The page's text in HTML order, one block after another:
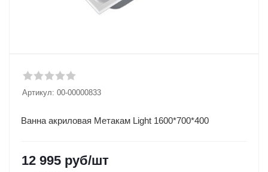
Артикул: 00-00000833
Ванна акриловая Метакам Light 1600*700*400
12 995 руб/шт